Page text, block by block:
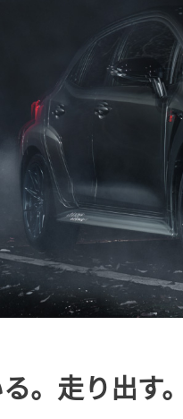
。走り出す。